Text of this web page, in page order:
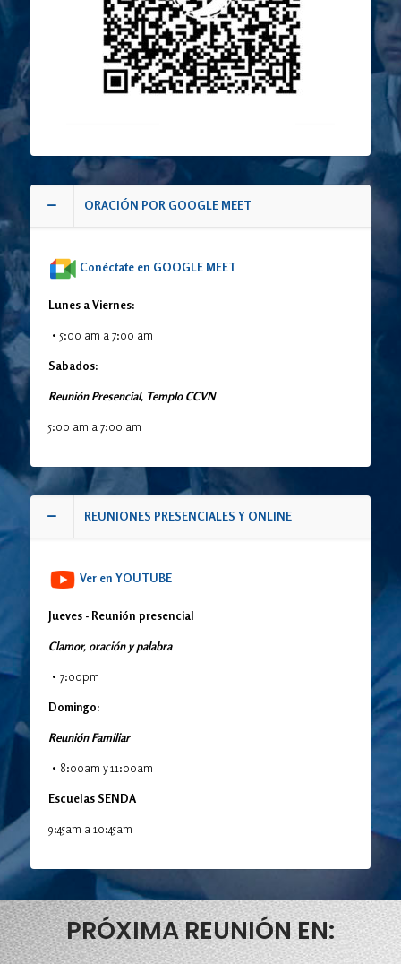
ORACIÓN POR GOOGLE MEET
Conéctate en GOOGLE MEET
Lunes a Viernes:
5:00 am a 7:00 am
Sabados:
Reunión Presencial, Templo CCVN
5:00 am a 7:00 am
REUNIONES PRESENCIALES Y ONLINE
Ver en YOUTUBE
Jueves - Reunión presencial
Clamor, oración y palabra
7:00pm
Domingo:
Reunión Familiar
8:00am y 11:00am
Escuelas SENDA
9:45am a 10:45am
PRÓXIMA REUNIÓN EN: